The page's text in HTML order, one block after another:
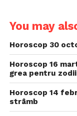
You may
Horoscop 30
Horoscop 16
grea pentru zodii
Horoscop 14
strâmb